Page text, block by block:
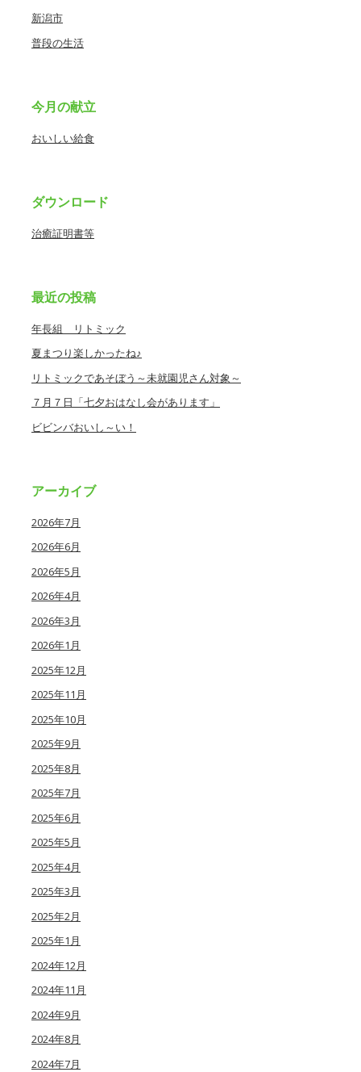
新潟市
普段の生活
今月の献立
おいしい給食
ダウンロード
治癒証明書等
最近の投稿
年長組 リトミック
夏まつり楽しかったね♪
リトミックであそぼう～未就園児さん対象～
７月７日「七夕おはなし会があります」
ビビンバおいし～い！
アーカイブ
2026年7月
2026年6月
2026年5月
2026年4月
2026年3月
2026年1月
2025年12月
2025年11月
2025年10月
2025年9月
2025年8月
2025年7月
2025年6月
2025年5月
2025年4月
2025年3月
2025年2月
2025年1月
2024年12月
2024年11月
2024年9月
2024年8月
2024年7月